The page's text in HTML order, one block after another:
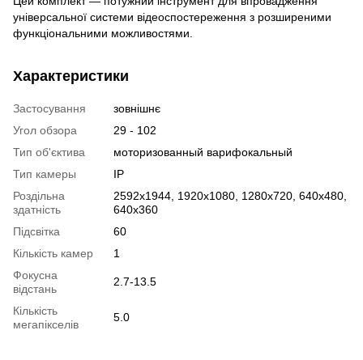
універсальної системи відеоспостереження з розширеними
функціональними можливостями.
Характеристики
Застосування
зовнішнє
Угол обзора
29 - 102
Тип об'єктива
моторизованный варифокальный
Тип камеры
IP
Роздільна
здатність
2592x1944, 1920х1080, 1280х720, 640х480,
640х360
Підсвітка
60
Кількість камер
1
Фокусна
відстань
2.7-13.5
Кількість
мегапікселів
5.0